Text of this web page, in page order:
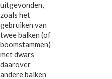
uitgevonden,
zoals het
gebruiken van
twee balken (of
boomstammen)
met dwars
daarover
andere balken